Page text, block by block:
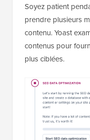
Soyez patient
prendre plusieurs
contenu. Yoast
contenus pour
plus ciblées.